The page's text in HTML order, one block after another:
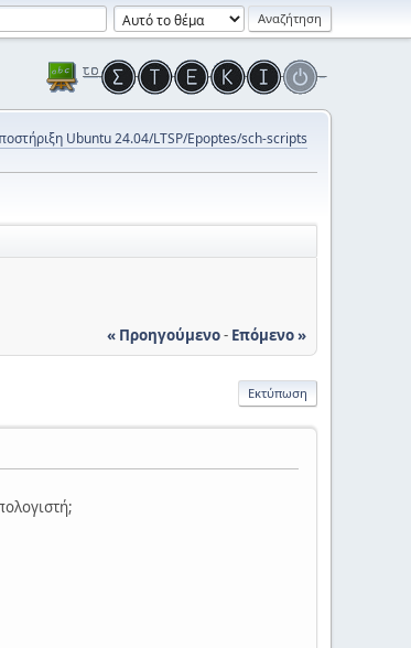
Ubuntu 24.04/LTSP/Epoptes/sch-scripts
« Προηγούμενο- Επόμενο »
Εκτύπωση